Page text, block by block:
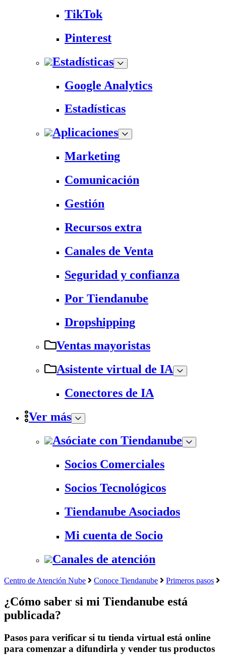
TikTok
Pinterest
Estadísticas
Google Analytics
Estadísticas
Aplicaciones
Marketing
Comunicación
Gestión
Recursos extra
Canales de Venta
Seguridad y confianza
Por Tiendanube
Dropshipping
Ventas mayoristas
Asistente virtual de IA
Conectores de IA
Ver más
Asóciate con Tiendanube
Socios Comerciales
Socios Tecnológicos
Tiendanube Asociados
Mi cuenta de Socio
Canales de atención
Centro de Atención Nube Conoce Tiendanube Primeros pasos
¿Cómo saber si mi Tiendanube está
publicada?
Pasos para verificar si tu tienda virtual está online
para comenzar a difundirla y vender tus productos